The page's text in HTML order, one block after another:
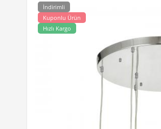
İndirimli
Kuponlu Ürün
Hızlı Kargo